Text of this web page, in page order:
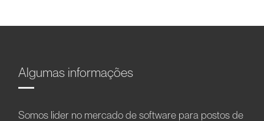
Algumas informações
Somos líder no mercado de software para postos de